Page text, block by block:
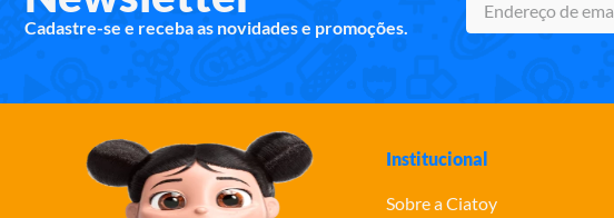
Cadastre-se e receba as novidades e promoções.
Institucional
Sobre a Ciatoy